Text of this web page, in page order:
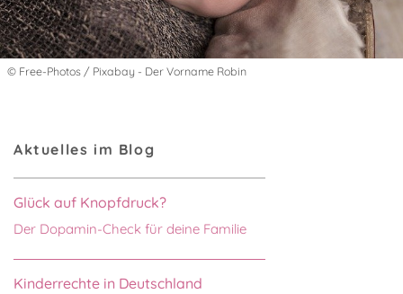
© Free-Photos / Pixabay - Der Vorname Robin
Aktuelles im Blog
Glück auf Knopfdruck?
Der Dopamin-Check für deine Familie
Kinderrechte in Deutschland